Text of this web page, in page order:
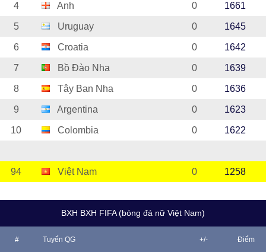
4 Anh 0 1661
5 Uruguay 0 1645
6 Croatia 0 1642
7 Bồ Đào Nha 0 1639
8 Tây Ban Nha 0 1636
9 Argentina 0 1623
10 Colombia 0 1622
94 Việt Nam 0 1258
BXH BXH FIFA (bóng đá nữ Việt Nam)
# Tuyển QG +/- Điểm